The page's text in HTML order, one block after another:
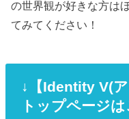
の世界観が好きな方は
てみてください！
↓【Identity V(
トップページ